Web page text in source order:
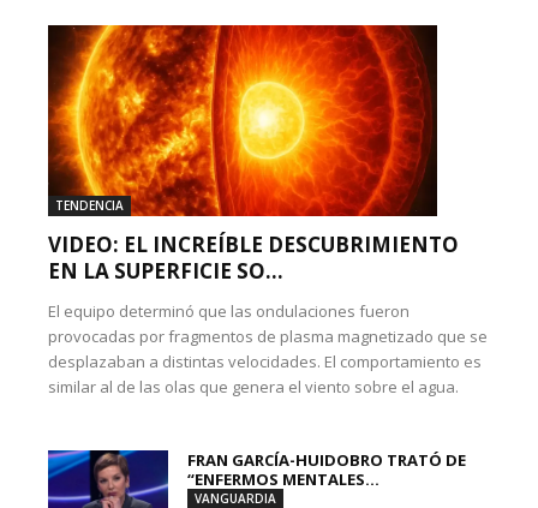
TENDENCIA
VIDEO: EL INCREÍBLE DESCUBRIMIENTO
EN LA SUPERFICIE SO...
El equipo determinó que las ondulaciones fueron
provocadas por fragmentos de plasma magnetizado que se
desplazaban a distintas velocidades. El comportamiento es
similar al de las olas que genera el viento sobre el agua.
FRAN GARCÍA-HUIDOBRO TRATÓ DE
“ENFERMOS MENTALES...
VANGUARDIA